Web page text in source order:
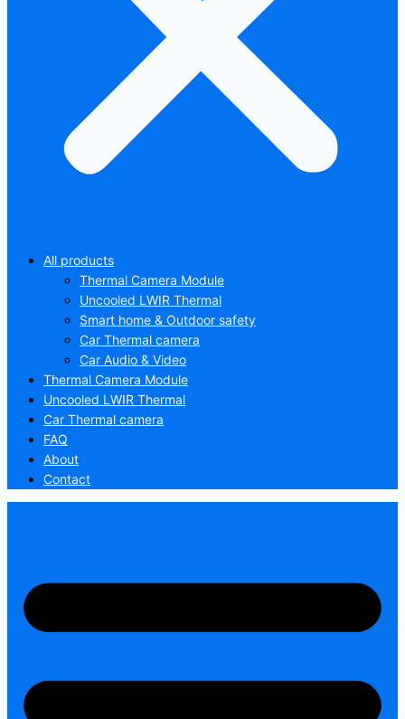
All products
Thermal Camera Module
Uncooled LWIR Thermal
Smart home & Outdoor safety
Car Thermal camera
Car Audio & Video
Thermal Camera Module
Uncooled LWIR Thermal
Car Thermal camera
FAQ
About
Contact